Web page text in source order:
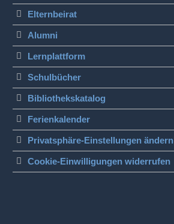
Elternbeirat
Alumni
Lernplattform
Schulbücher
Bibliothekskatalog
Ferienkalender
Privatsphäre-Einstellungen ändern
Cookie-Einwilligungen widerrufen